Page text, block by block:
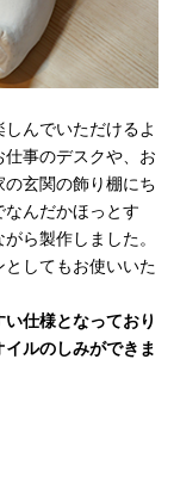
んでいただけるよ
事のデスクや、お
玄関の飾り棚にち
なんだかほっとす
ら製作しました。
してもお使いいた
仕様となっており
ルのしみができま